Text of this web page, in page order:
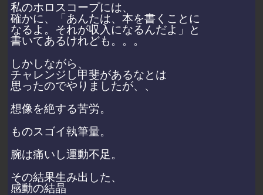
私のホロスコープには、
確かに、「あんたは、本を書くことに
なるよ。それが収入になるんだよ」と
書いてあるけれども。。。
しかしながら、
チャレンジし甲斐があるなとは
思ったのでやりましたが、、
想像を絶する苦労。
ものスゴイ執筆量。
腕は痛いし運動不足。
その結果生み出した、
感動の結晶